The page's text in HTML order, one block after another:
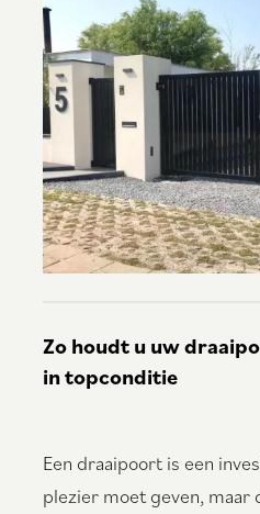
Zo houdt u uw
in topconditie
Een draaipoort is een
plezier moet geven, maar